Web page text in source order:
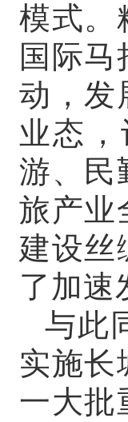
模式。
国际
动，发
业态
游、民
旅产业
建设丝
了加速
与此
实施长
一大批